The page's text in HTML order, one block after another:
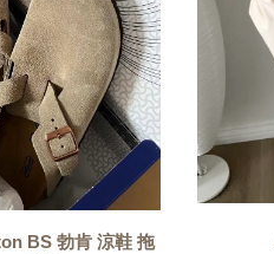
BS 勃肯 涼鞋 拖